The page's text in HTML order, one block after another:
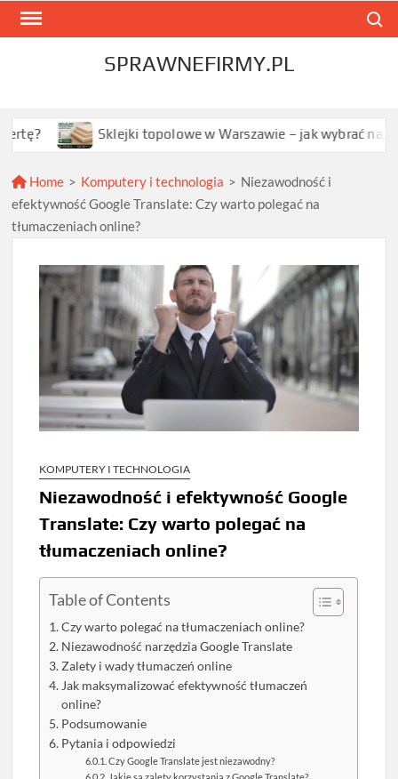
Skip
SPRAWNEFIRMY.PL
Sklejki topolowe w Warszawie – jak wybrać najlepszą opcję
Home > Komputery i technologia > Niezawodność i
efektywność Google Translate: Czy warto polegać na
tłumaczeniach online?
KOMPUTERY I TECHNOLOGIA
Niezawodność i efektywność Google
Translate: Czy warto polegać na
tłumaczeniach online?
Table of Contents
Czy warto polegać na tłumaczeniach online?
Niezawodność narzędzia Google Translate
Zalety i wady tłumaczeń online
Jak maksymalizować efektywność tłumaczeń
online?
Podsumowanie
Pytania i odpowiedzi
Czy Google Translate jest niezawodny?